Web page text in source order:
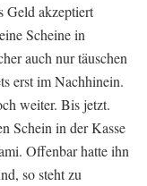
Geld akzeptiert
Scheine in
auch nur täuschen
erst im Nachhinein.
weiter. Bis jetzt.
Schein in der Kasse
Offenbar hatte ihn
so steht zu